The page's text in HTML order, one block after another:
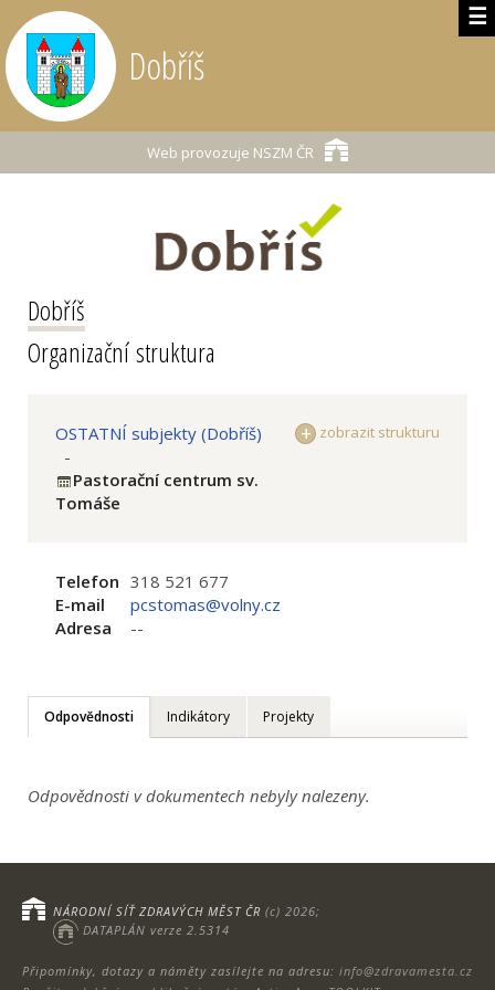
☰
Dobříš
Web provozuje NSZM ČR
Dobříš
Organizační struktura
zobrazit strukturu
OSTATNÍ subjekty (Dobříš)
-
Pastorační centrum sv.
Tomáše
Telefon 318 521 677
E-mail
pcstomas@volny.cz
Adresa
--
Odpovědnosti Indikátory Projekty
Odpovědnosti v dokumentech nebyly nalezeny.
Připomínky, dotazy a náměty zasílejte na adresu: info@zdravamesta.cz
NÁRODNÍ SÍŤ ZDRAVÝCH MĚST ČR (c) 2026;
DATAPLÁN verze 2.5314